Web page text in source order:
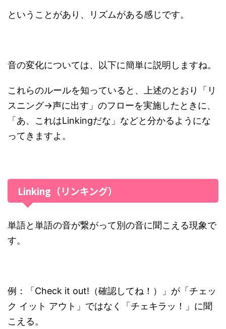
ということがあり、リズムがある感じです。
音の変化については、以下に簡単に説明しますね。
これらのルールを知っていると、上述のとおり「リ
スニング→声に出す」のフローを実施したときに、
「あ、これはLinkingだな」などと分かるようにな
ってきますよ。
Linking（リンキング）
単語と単語の音が繋がって別の音に聞こえる現象で
す。
例：「Check it out!（確認してね！）」が「チェッ
ク イット アウト」ではなく「チェキラッ！」に聞
こえる。